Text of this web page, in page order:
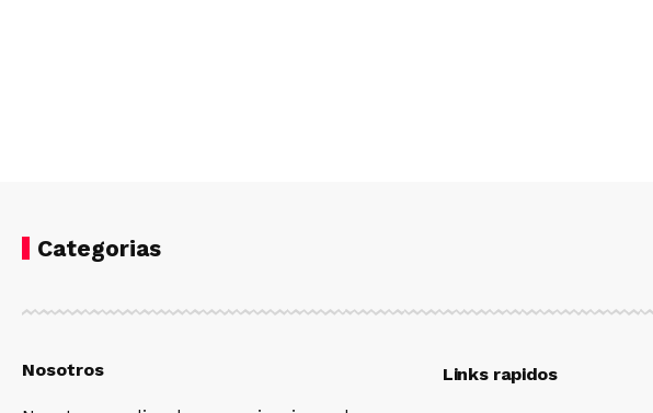
Categorias
Nosotros Links rapidos